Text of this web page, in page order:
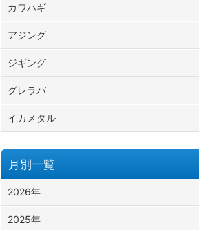
カワハギ
アジング
ジギング
グレラバ
イカメタル
月別一覧
2026年
2025年